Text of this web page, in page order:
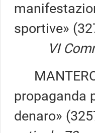
sportive»
VI
propaganda
denaro»